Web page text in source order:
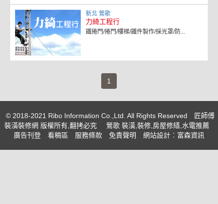
新北 鶯歌
力綺工程行
鐵捲門/捲門/樓梯/鐵件製作/採光罩/防...
1
© 2018-2021 Ribo Information Co.,Ltd. All Rights Reserved
匠師傅
裝潢裝修網 版權所有,翻拷必究
鶯歌 裝潢,裝修,房屋修繕,水電推薦
廣告刊登
看稿區 服務條款 免責聲明 網站設計 ︰富森資訊